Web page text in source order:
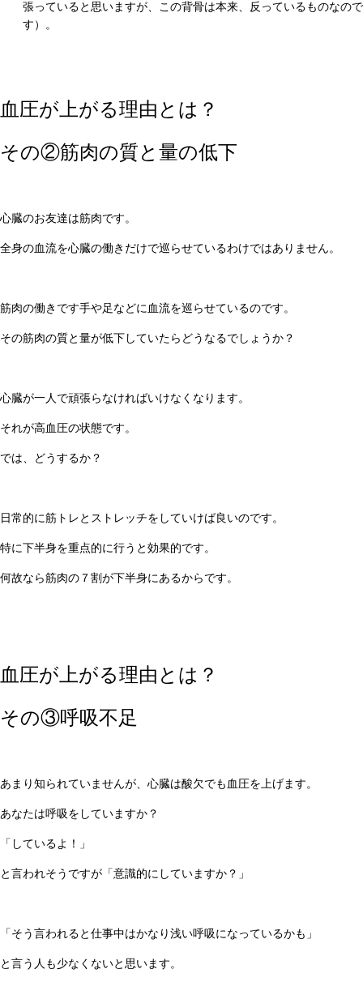
張っていると思いますが、この背骨は本来、反っているものなので
す）。
血圧が上がる理由とは？
その②筋肉の質と量の低下
心臓のお友達は筋肉です。
全身の血流を心臓の働きだけで巡らせているわけではありません。
筋肉の働きです手や足などに血流を巡らせているのです。
その筋肉の質と量が低下していたらどうなるでしょうか？
心臓が一人で頑張らなければいけなくなります。
それが高血圧の状態です。
では、どうするか？
日常的に筋トレとストレッチをしていけば良いのです。
特に下半身を重点的に行うと効果的です。
何故なら筋肉の７割が下半身にあるからです。
血圧が上がる理由とは？
その③呼吸不足
あまり知られていませんが、心臓は酸欠でも血圧を上げます。
あなたは呼吸をしていますか？
「しているよ！」
と言われそうですが「意識的にしていますか？」
「そう言われると仕事中はかなり浅い呼吸になっているかも」
と言う人も少なくないと思います。